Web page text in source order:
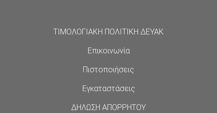
ΤΙΜΟΛΟΓΙΑΚΗ ΠΟΛΙΤΙΚΗ ΔΕΥΑΚ
Επικοινωνία
Πιστοποιήσεις
Εγκαταστάσεις
ΔΗΛΩΣΗ ΑΠΟΡΡΗΤΟΥ